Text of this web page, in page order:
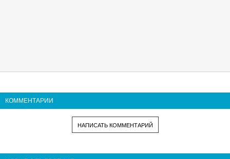
КОММЕНТАРИИ
НАПИСАТЬ КОММЕНТАРИЙ